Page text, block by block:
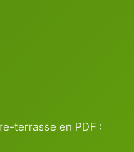
terrasse en PDF :